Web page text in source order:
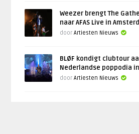
Weezer brengt The
naar AFAS Live in
doorArtiesten Nieuws
BLØF kondigt clubtour
Nederlandse poppodia
doorArtiesten Nieuws